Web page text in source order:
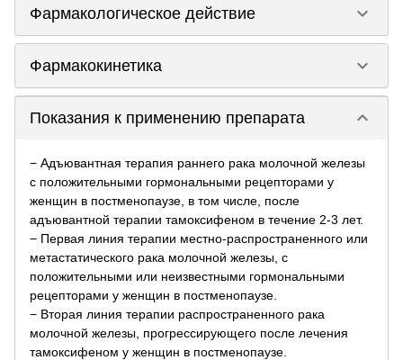
Фармакологическое действие keyboard_arrow_down
Фармакокинетика keyboard_arrow_down
Показания к применению препарата keyboard_arrow_down
− Адъювантная терапия раннего рака молочной железы
с положительными гормональными рецепторами у
женщин в постменопаузе, в том числе, после
адъювантной терапии тамоксифеном в течение 2-3 лет.
− Первая линия терапии местно-распространенного или
метастатического рака молочной железы, с
положительными или неизвестными гормональными
рецепторами у женщин в постменопаузе.
− Вторая линия терапии распространенного рака
молочной железы, прогрессирующего после лечения
тамоксифеном у женщин в постменопаузе.